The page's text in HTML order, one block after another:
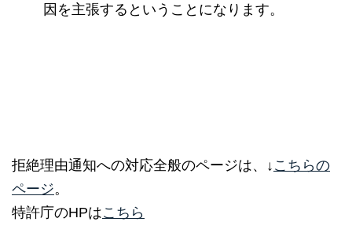
因を主張するということになります。
拒絶理由通知への対応全般のページは、↓ こちらの
ページ。
特許庁のHPはこちら